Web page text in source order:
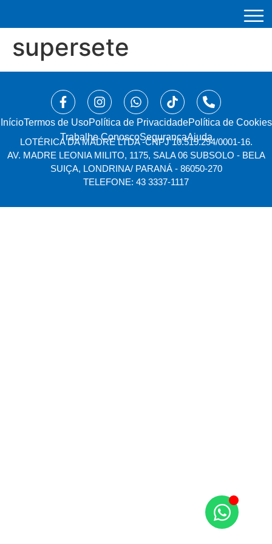
supersete
Início⁠Termos de UsoPolítica de PrivacidadePolítica de Cookies
Trabalhe ConoscoSegurançaAjuda
LOTÉRICA DA MADRE LTDA -CNPJ 10.519.294/0001-16.
AV. MADRE LEONIA MILITO, 1175, SALA 06 SUBSOLO - BELA
SUIÇA, LONDRINA/ PARANÁ - 86050-270
TELEFONE: 43 3337-1117